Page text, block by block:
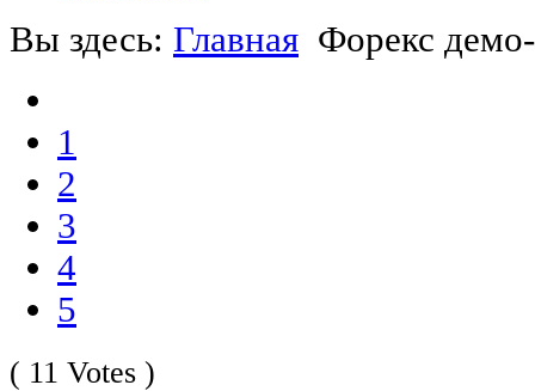
Вы здесь: Главная Форекс
1
2
3
4
5
( 11 Votes )